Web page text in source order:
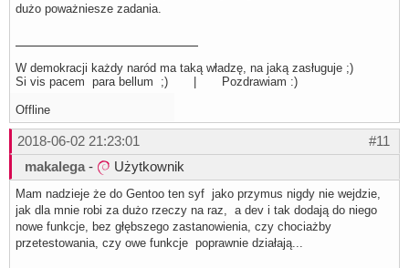
dużo poważniesze zadania.
W demokracji każdy naród ma taką władzę, na jaką zasługuje ;)
Si vis pacem para bellum ;) | Pozdrawiam :)
Offline
#11
2018-06-02 21:23:01
makalega - Użytkownik
Mam nadzieje że do Gentoo ten syf jako przymus nigdy nie wejdzie,
jak dla mnie robi za dużo rzeczy na raz, a dev i tak dodają do niego
nowe funkcje, bez głębszego zastanowienia, czy chociażby
przetestowania, czy owe funkcje poprawnie działają...